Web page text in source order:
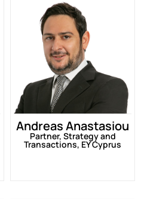
Andreas Anastasiou
Partner, Strategy and
Transactions, EY Cyprus